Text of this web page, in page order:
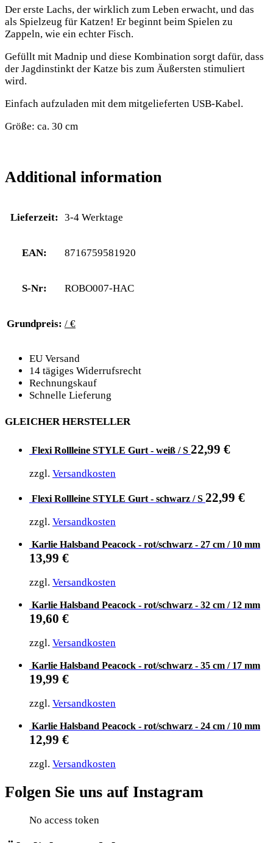
Der erste Lachs, der wirklich zum Leben erwacht, und das
als Spielzeug für Katzen! Er beginnt beim Spielen zu
Zappeln, wie ein echter Fisch.
Gefüllt mit Madnip und diese Kombination sorgt dafür, dass
der Jagdinstinkt der Katze bis zum Äußersten stimuliert
wird.
Einfach aufzuladen mit dem mitgelieferten USB-Kabel.
Größe: ca. 30 cm
Additional information
Lieferzeit: 3-4 Werktage
EAN: 8716759581920
S-Nr: ROBO007-HAC
Grundpreis: / €
EU Versand
14 tägiges Widerrufsrecht
Rechnungskauf
Schnelle Lieferung
GLEICHER HERSTELLER
Flexi Rollleine STYLE Gurt - weiß / S 22,99 €
zzgl. Versandkosten
Flexi Rollleine STYLE Gurt - schwarz / S 22,99 €
zzgl. Versandkosten
Karlie Halsband Peacock - rot/schwarz - 27 cm / 10 mm
13,99 €
zzgl. Versandkosten
Karlie Halsband Peacock - rot/schwarz - 32 cm / 12 mm
19,60 €
zzgl. Versandkosten
Karlie Halsband Peacock - rot/schwarz - 35 cm / 17 mm
19,99 €
zzgl. Versandkosten
Karlie Halsband Peacock - rot/schwarz - 24 cm / 10 mm
12,99 €
zzgl. Versandkosten
Folgen Sie uns auf Instagram
No access token